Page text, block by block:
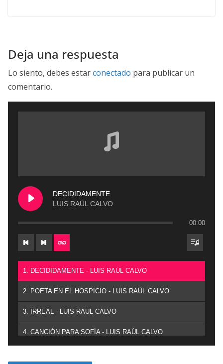
Deja una respuesta
Lo siento, debes estarconectado para publicar un
comentario.
DECIDIDAMENTE
LUIS RAÚL CALVO
00:00
1. DECIDIDAMENTE - LUIS RAÚL CALVO
2. POETA EN EL HOSPICIO - LUIS RAÚL CALVO
3. IRREAL - LUIS RAÚL CALVO
4. CANCIÓN PARA SOFÍA - LUIS RAÚL CALVO